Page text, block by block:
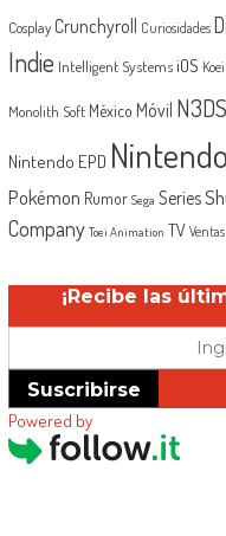
Cosplay Crunchyroll Curiosidades
Indie Intelligent Systems iOS
Monolith Soft México Móvil N3DS
Nintendo EPD
Pokémon Rumor Sega Series
Company Toei Animation TV Ventas
¡Recibe las
Suscribirse
Powered by